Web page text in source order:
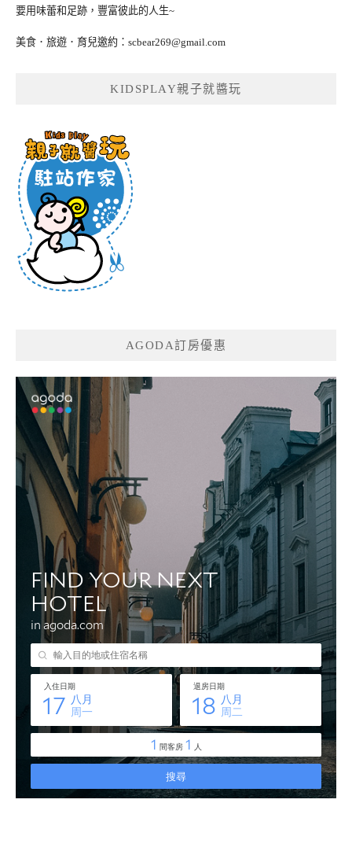
要用味蕾和足跡，豐富彼此的人生~
美食．旅遊．育兒邀約： scbear269@gmail.com
KIDSPLAY親子就醬玩
AGODA訂房優惠